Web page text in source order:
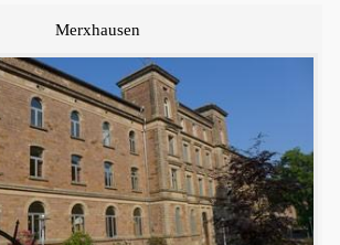
Merxhausen